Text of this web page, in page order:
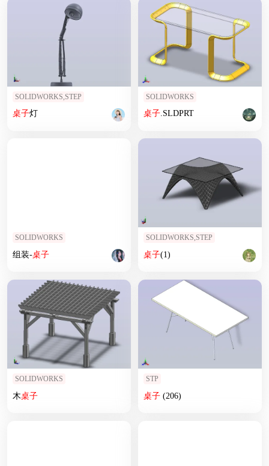
SOLIDWORKS,STEP
桌子灯
SOLIDWORKS
桌子.SLDPRT
SOLIDWORKS
组装-桌子
SOLIDWORKS,STEP
桌子(1)
SOLIDWORKS
木桌子
STP
桌子(206)